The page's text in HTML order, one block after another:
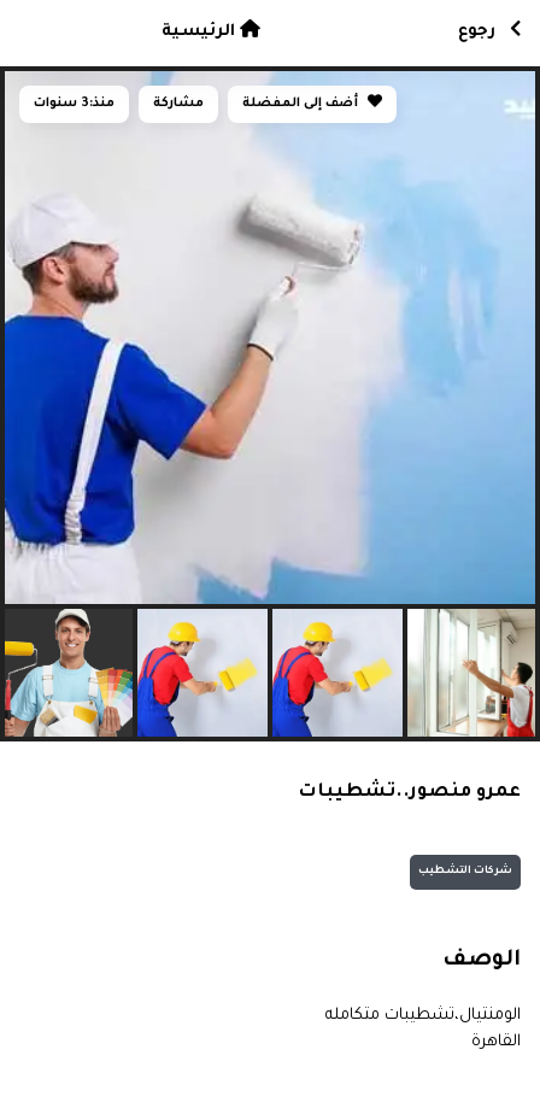
أضف إلى المفضلة مشاركة منذ:3 سنوات
عمرو منصور..تشطيبات
شركات التشطيب
الوصف
الومنتيال،تشطيبات متكامله
القاهرة
رجوع الرئيسية